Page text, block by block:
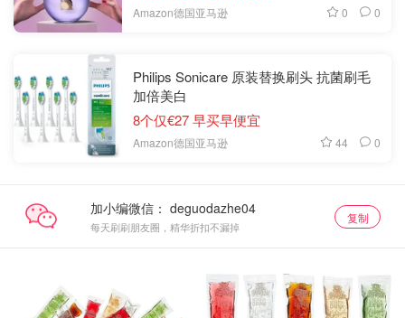
Amazon德国亚马逊 0 0
Philips Sonicare 原装替换刷头 抗菌刷毛
加倍美白
8个仅€27 早买早便宜
Amazon德国亚马逊 44 0
加小编微信：
每天刷刷朋友圈，精华折扣不漏掉
复制